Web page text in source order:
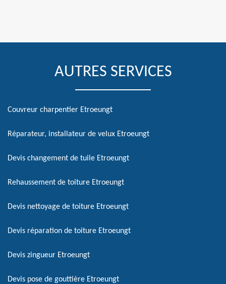
AUTRES SERVICES
Couvreur charpentier Etroeungt
Réparateur, installateur de velux Etroeungt
Devis changement de tuile Etroeungt
Rehaussement de toiture Etroeungt
Devis nettoyage de toiture Etroeungt
Devis réparation de toiture Etroeungt
Devis zingueur Etroeungt
Devis pose de gouttière Etroeungt